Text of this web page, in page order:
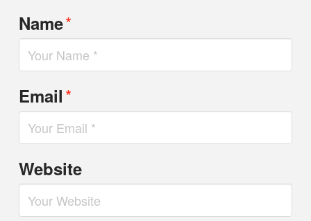
Name*
Email*
Website